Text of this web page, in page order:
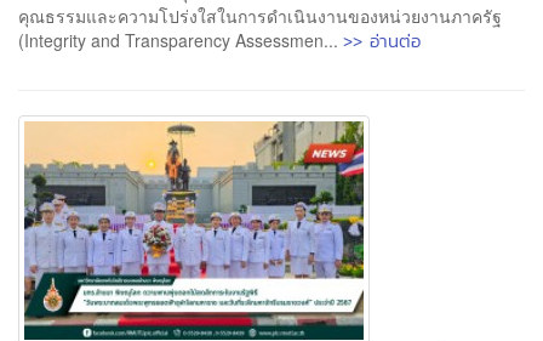
คุณธรรมและความโปร่งใสในการดำเนินงานของหน่วยงานภาครัฐ
(Integrity and Transparency Assessmen... >> อ่านต่อ